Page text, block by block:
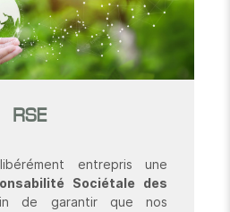
RSE
entrepris une
Sociétale des
de garantir que nos